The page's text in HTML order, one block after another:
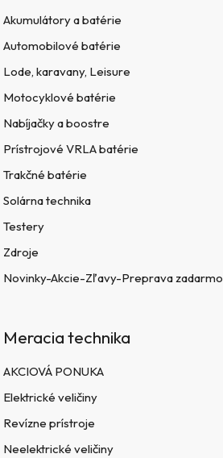
Akumulátory a batérie
Automobilové batérie
Lode, karavany, Leisure
Motocyklové batérie
Nabíjačky a boostre
Prístrojové VRLA batérie
Trakčné batérie
Solárna technika
Testery
Zdroje
Novinky-Akcie-Zľavy-Preprava zadarmo
Meracia technika
AKCIOVÁ PONUKA
Elektrické veličiny
Revízne prístroje
Neelektrické veličiny